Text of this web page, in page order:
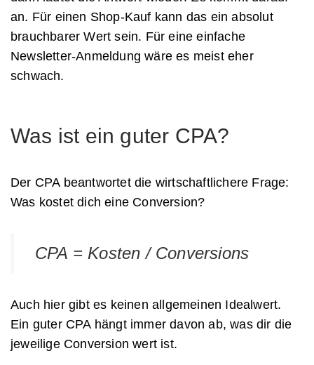
an. Für einen Shop-Kauf kann das ein absolut
brauchbarer Wert sein. Für eine einfache
Newsletter-Anmeldung wäre es meist eher
schwach.
Was ist ein guter CPA?
Der CPA beantwortet die wirtschaftlichere Frage:
Was kostet dich eine Conversion?
CPA = Kosten / Conversions
Auch hier gibt es keinen allgemeinen Idealwert.
Ein guter CPA hängt immer davon ab, was dir die
jeweilige Conversion wert ist.